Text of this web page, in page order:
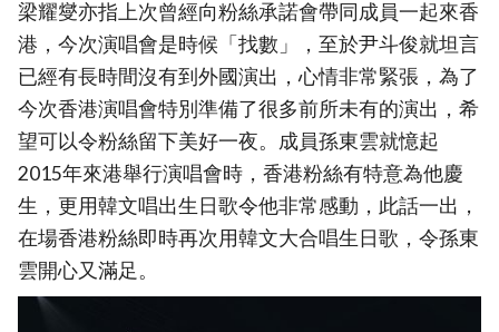
梁耀燮亦指上次曾經向粉絲承諾會帶同成員一起來香
港，今次演唱會是時候「找數」，至於尹斗俊就坦言
已經有長時間沒有到外國演出，心情非常緊張，為了
今次香港演唱會特別準備了很多前所未有的演出，希
望可以令粉絲留下美好一夜。成員孫東雲就憶起
2015年來港舉行演唱會時，香港粉絲有特意為他慶
生，更用韓文唱出生日歌令他非常感動，此話一出，
在場香港粉絲即時再次用韓文大合唱生日歌，令孫東
雲開心又滿足。